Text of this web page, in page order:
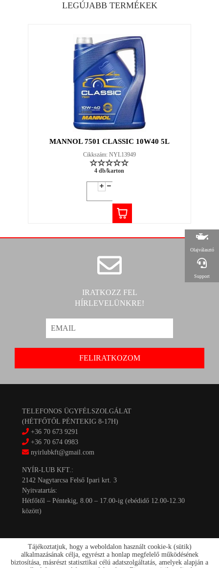
LEGÚJABB TERMÉKEK
MANNOL 7501 CLASSIC 10W40 5L
Cikkszám: NYL13949
4 db/karton
IRATKOZZ FEL
HÍRLEVELÜNKRE!
TELEFONOS ÜGYFÉLSZOLGÁLAT
(HÉTFŐTŐL PÉNTEKIG 8-17H)
+36 70 673 9291
+36 70 674 0983
nyirlubkft@gmail.com
NYÍR-LUB KFT.:
2142 Nagytarcsa Felső Ipari krt. 3
Nyitvatartás:
Hétfőtől – Péntekig, 8.00 – 17.00-ig (ebédidő 12.00-12.30
között)
Olajválasztó
Support
Tájékoztatjuk, hogy a weboldalon használt cookie-k (sütik)
alkalmazásának célja, egyrészt a honlap megfelelő működésének
biztosítása, másrészt statisztikai célú adatszolgáltatás, amelyek alapján a